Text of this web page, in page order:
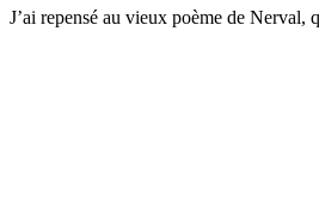
J’ai repensé au vieux poème de